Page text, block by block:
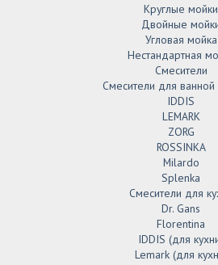
Круглые мойки
Двойные
Угловая мойка
Нестандартная
Смесители
Смесители для ванной
IDDIS
LEMARK
ZORG
ROSSINKA
Milardo
Splenka
Смесители для
Dr. Gans
Florentina
IDDIS (для
Lemark (для